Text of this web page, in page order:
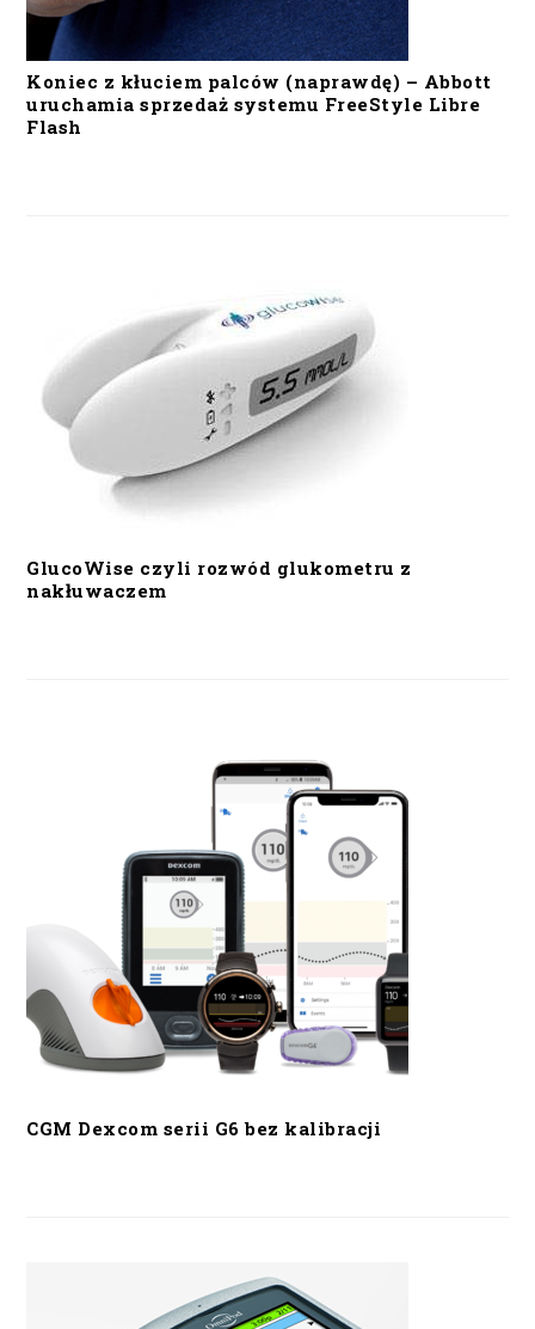
Koniec z kłuciem palców (naprawdę) – Abbott
uruchamia sprzedaż systemu FreeStyle Libre
Flash
GlucoWise czyli rozwód glukometru z
nakłuwaczem
CGM Dexcom serii G6 bez kalibracji